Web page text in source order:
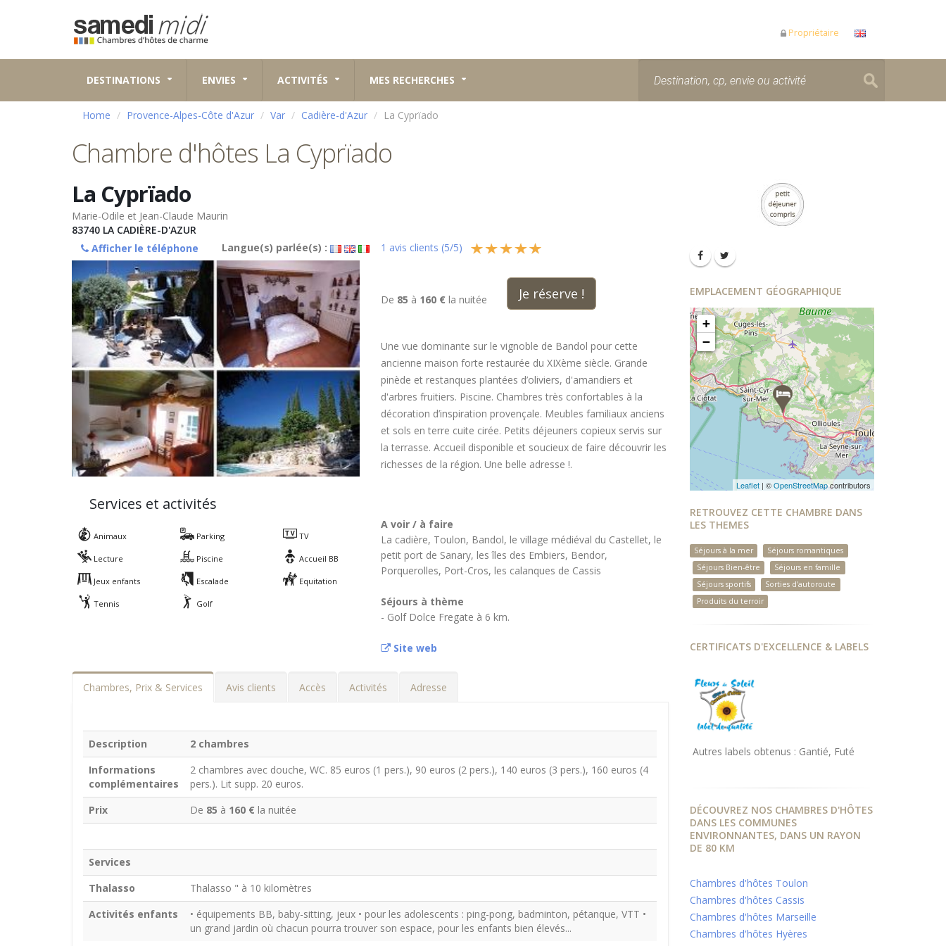
Propriétaire
DESTINATIONS ENVIES ACTIVITÉS MES RECHERCHES
Home Provence-Alpes-Côte d'Azur Var Cadière-d'Azur La Cyprïado
Chambre d'hôtes La Cyprïado
La Cyprïado
Marie-Odile et Jean-Claude Maurin
83740 LA CADIÈRE-D'AZUR
Afficher le téléphone
Langue(s) parlée(s) : 1 avis clients (5/5)
Services et activités
Animaux Parking TV
Lecture Piscine Accueil BB
Jeux enfants Escalade Equitation
Tennis Golf
De 85 à 160 € la nuitée Je réserve !
Une vue dominante sur le vignoble de Bandol pour cette
ancienne maison forte restaurée du XIXème siècle. Grande
pinède et restanques plantées d’oliviers, d'amandiers et
d'arbres fruitiers. Piscine. Chambres très confortables à la
décoration d’inspiration provençale. Meubles familiaux anciens
et sols en terre cuite cirée. Petits déjeuners copieux servis sur
la terrasse. Accueil disponible et soucieux de faire découvrir les
richesses de la région. Une belle adresse !.
A voir / à faire
La cadière, Toulon, Bandol, le village médiéval du Castellet, le
petit port de Sanary, les îles des Embiers, Bendor,
Porquerolles, Port-Cros, les calanques de Cassis
Séjours à thème
- Golf Dolce Fregate à 6 km.
Site web
Chambres, Prix & Services Avis clients Accès Activités Adresse
Description
2 chambres
Informations
complémentaires
2 chambres avec douche, WC. 85 euros (1 pers.), 90 euros (2 pers.), 140 euros (3 pers.), 160 euros (4
pers.). Lit supp. 20 euros.
Prix
De 85 à 160 € la nuitée
Services
Thalasso
Thalasso " à 10 kilomètres
Activités enfants
• équipements BB, baby-sitting, jeux • pour les adolescents : ping-pong, badminton, pétanque, VTT •
un grand jardin où chacun pourra trouver son espace, pour les enfants bien élevés...
EMPLACEMENT GÉOGRAPHIQUE
+
−
Leaflet | ©OpenStreetMapcontributors
RETROUVEZ CETTE CHAMBRE DANS
LES THEMES
Séjours à la mer
Séjours romantiques
Séjours Bien-être
Séjours en famille
Séjours sportifs
Sorties d'autoroute
Produits du terroir
CERTIFICATS D'EXCELLENCE & LABELS
Autres labels obtenus : Gantié, Futé
DÉCOUVREZ NOS CHAMBRES D'HÔTES
DANS LES COMMUNES
ENVIRONNANTES, DANS UN RAYON
DE 80 KM
Chambres d'hôtes Toulon
Chambres d'hôtes Cassis
Chambres d'hôtes Marseille
Chambres d'hôtes Hyères